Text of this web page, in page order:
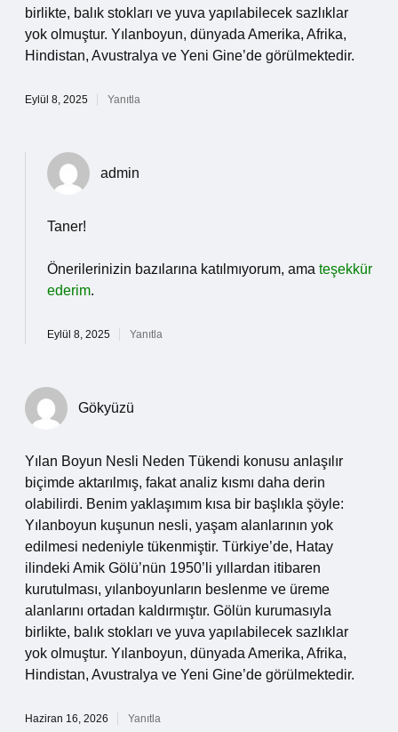
birlikte, balık stokları ve yuva yapılabilecek sazlıklar
yok olmuştur. Yılanboyun, dünyada Amerika, Afrika,
Hindistan, Avustralya ve Yeni Gine’de görülmektedir.
Eylül 8, 2025 Yanıtla
admin
Taner!
Önerilerinizin bazılarına katılmıyorum, ama teşekkür
ederim.
Eylül 8, 2025 Yanıtla
Gökyüzü
Yılan Boyun Nesli Neden Tükendi konusu anlaşılır
biçimde aktarılmış, fakat analiz kısmı daha derin
olabilirdi. Benim yaklaşımım kısa bir başlıkla şöyle:
Yılanboyun kuşunun nesli, yaşam alanlarının yok
edilmesi nedeniyle tükenmiştir. Türkiye’de, Hatay
ilindeki Amik Gölü’nün 1950’li yıllardan itibaren
kurutulması, yılanboyunların beslenme ve üreme
alanlarını ortadan kaldırmıştır. Gölün kurumasıyla
birlikte, balık stokları ve yuva yapılabilecek sazlıklar
yok olmuştur. Yılanboyun, dünyada Amerika, Afrika,
Hindistan, Avustralya ve Yeni Gine’de görülmektedir.
Haziran 16, 2026 Yanıtla